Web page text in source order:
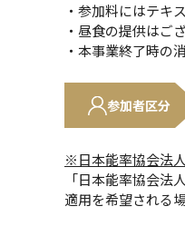
・参加料にはテキ
・昼食の提供はご
・本事業終了時の
参加者区分
※日本能率協会法
「日本能率協会法
適用を希望される